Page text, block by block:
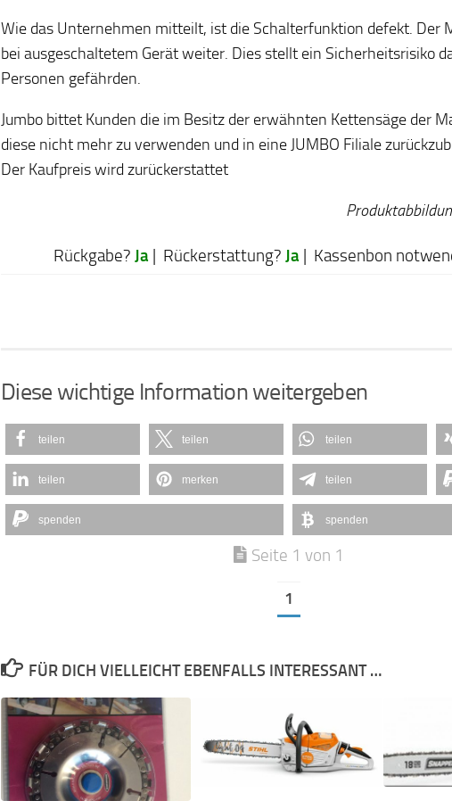
Wie das Unternehmen mitteilt, ist die Schalterfunktion defekt. Der
bei ausgeschaltetem Gerät weiter. Dies stellt ein Sicherheitsrisiko
Personen gefährden.
Jumbo bittet Kunden die im Besitz der erwähnten Kettensäge der
diese nicht mehr zu verwenden und in eine JUMBO Filiale
Der Kaufpreis wird zurückerstattet
Rückgabe? Ja | Rückerstattung? Ja | Kassenbon
Diese wichtige Information weitergeben
teilen teilen teilen
teilen merken teilen
spenden spenden
Seite 1 von 1
1
FÜR DICH VIELLEICHT EBENFALLS INTERESSANT …